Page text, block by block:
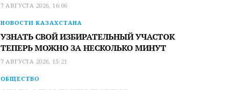
7 АВГУСТА 2026, 16:06
НОВОСТИ КАЗАХСТАНА
УЗНАТЬ СВОЙ ИЗБИРАТЕЛЬНЫЙ УЧАСТОК
ТЕПЕРЬ МОЖНО ЗА НЕСКОЛЬКО МИНУТ
7 АВГУСТА 2026, 15:21
ОБЩЕСТВО